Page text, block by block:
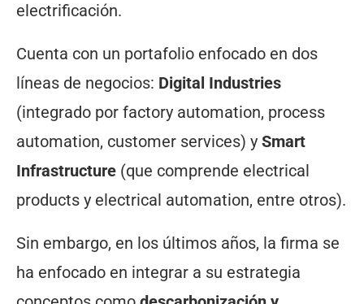
electrificación.
Cuenta con un portafolio enfocado en dos
líneas de negocios: Digital Industries
(integrado por factory automation, process
automation, customer services) y Smart
Infrastructure (que comprende electrical
products y electrical automation, entre otros).
Sin embargo, en los últimos años, la firma se
ha enfocado en integrar a su estrategia